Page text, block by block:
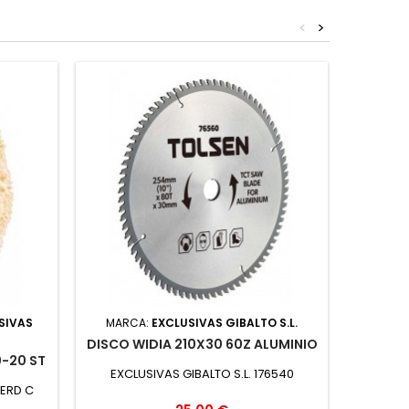
>
<
20 ST
C
MARCA: EXCLUSIVAS GIBALTO S.L.
DISCO WIDIA 210X30 60Z ALUMINIO
EXCLUSIVAS GIBALTO S.L. 176540